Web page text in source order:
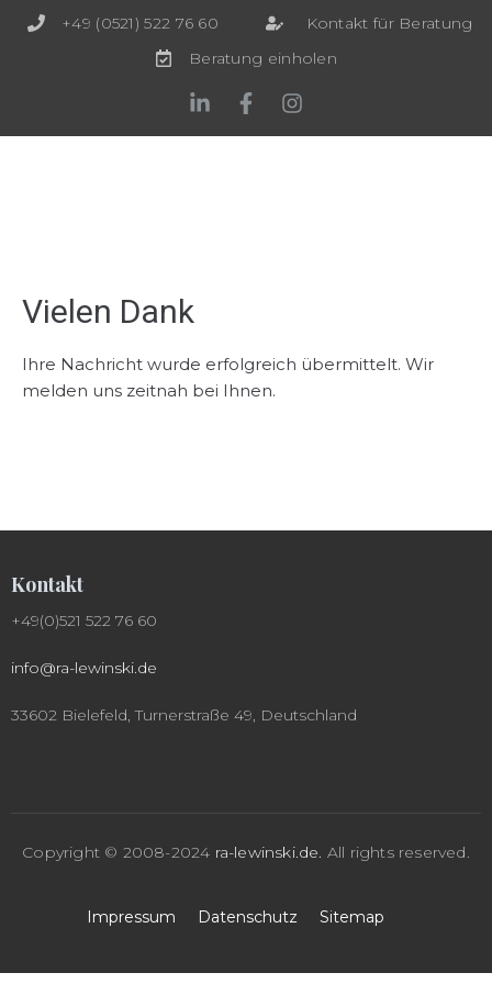
+49 (0521) 522 76 60
Kontakt für Beratung
Beratung einholen
Vielen Dank
Ihre Nachricht wurde erfolgreich übermittelt. Wir
melden uns zeitnah bei Ihnen.
Kontakt
+49(0)521 522 76 60
info@ra-lewinski.de
33602 Bielefeld, Turnerstraße 49, Deutschland
Copyright © 2008-2024 ra-lewinski.de. All rights reserved.
Impressum Datenschutz Sitemap